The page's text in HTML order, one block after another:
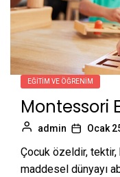
EĞITIM VE ÖĞRENIM
Montessori
admin Ocak
Çocuk özeldir, tektir,
maddesel dünyayı